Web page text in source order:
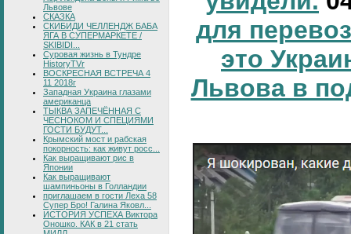
Львове
СКАЗКА
СКИБИДИ ЧЕЛЛЕНДЖ БАБА
ЯГА В СУПЕРМАРКЕТЕ /
SKIBIDI...
Суровая жизнь в Тундре
HistoryTVr
ВОСКРЕСНАЯ ВСТРЕЧА 4
11 2018г
Западная Украина глазами
американца
ТЫКВА ЗАПЕЧЁННАЯ С
ЧЕСНОКОМ И СПЕЦИЯМИ
ГОСТИ БУДУТ...
Крымский мост и рабская
покорность: как живут росс...
Как выращивают рис в
Японии
Как выращивают
шампиньоны в Голландии
приглашаем в гости Леха 58
Супер Бро! Галина Яковл...
ИСТОРИЯ УСПЕХА Виктора
Оношко. КАК в 21 стать
для
это
Львова в